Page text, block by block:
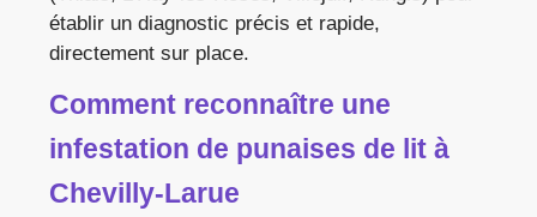
établir un diagnostic précis et rapide,
directement sur place.
Comment reconnaître une
infestation de punaises de lit à
Chevilly-Larue